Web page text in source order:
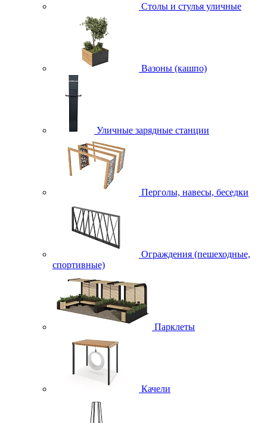
Столы и стулья уличные
Вазоны (кашпо)
Уличные зарядные станции
Перголы, навесы, беседки
Ограждения (пешеходные,
спортивные)
Парклеты
Качели